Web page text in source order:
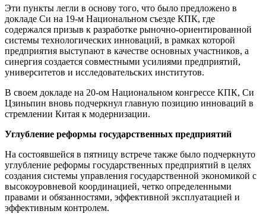
Эти пункты легли в основу того, что было предложено в
докладе Си на 19-м Национальном съезде КПК, где
содержался призыв к разработке рыночно-ориентированной
системы технологических инноваций, в рамках которой
предприятия выступают в качестве основных участников, а
синергия создается совместными усилиями предприятий,
университетов и исследовательских институтов.
В своем докладе на 20-ом Национальном конгрессе КПК, Си
Цзиньпин вновь подчеркнул главную позицию инноваций в
стремлении Китая к модернизации.
Углубление реформы государственных предприятий
На состоявшейся в пятницу встрече также было подчеркнуто
углубление реформы государственных предприятий в целях
создания системы управления государственной экономикой с
высокоуровневой координацией, четко определенными
правами и обязанностями, эффективной эксплуатацией и
эффективным контролем.